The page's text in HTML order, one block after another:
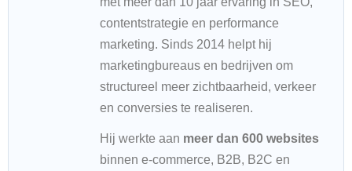
contentstrategie en performance
marketing. Sinds 2014 helpt hij
marketingbureaus en bedrijven om
structureel meer zichtbaarheid, verkeer
en conversies te realiseren.
Hij werkte aan meer dan 600 websites
binnen e-commerce, B2B, B2C en